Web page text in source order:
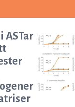
ASTar